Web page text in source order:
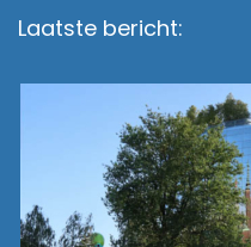
Laatste bericht: